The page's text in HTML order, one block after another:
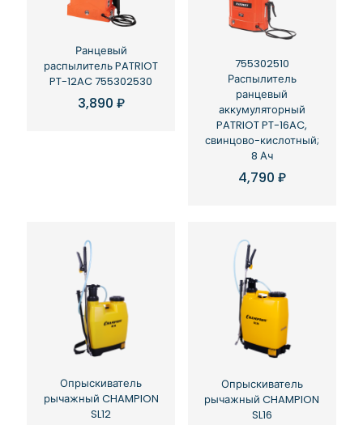
Ранцевый
распылитель PATRIOT
PT-12AC 755302530
3,890 ₽
755302510
Распылитель
ранцевый
аккумуляторный
PATRIOT PT-16AC,
свинцово-кислотный;
8 Ач
4,790 ₽
Опрыскиватель
рычажный CHAMPION
SL12
Опрыскиватель
рычажный CHAMPION
SL16